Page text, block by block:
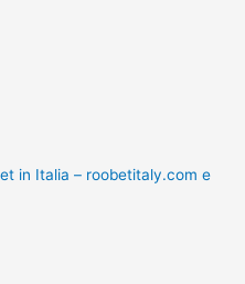
in Italia – roobetitaly.com e